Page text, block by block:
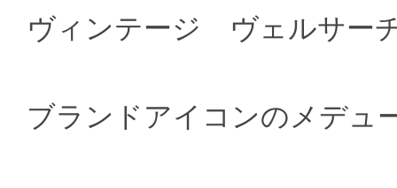
ヴィンテージ ヴェルサー
ブランドアイコンのメデュ